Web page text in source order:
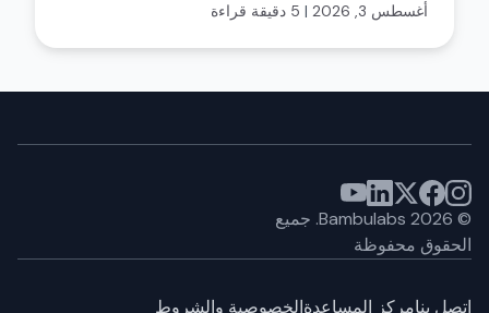
أغسطس 3, 2026 | 5 دقيقة قراءة
©
2026
جميع
الحقوق محفوظة
اتصل بنامركز المساعدةالخصوصية والشروط